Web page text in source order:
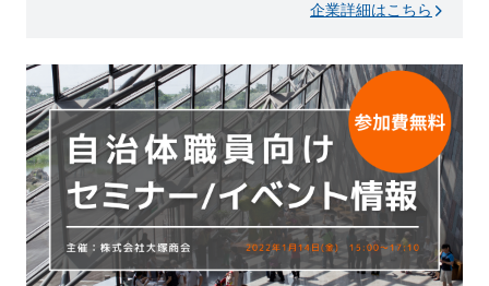
企業詳細はこちら